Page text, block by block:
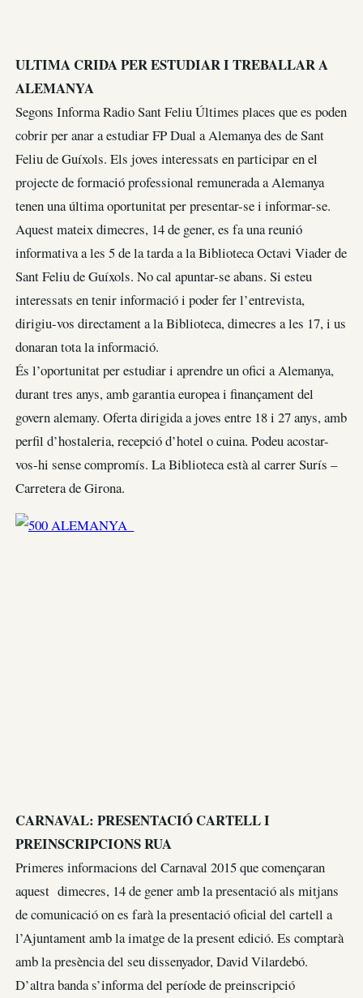
ULTIMA CRIDA PER ESTUDIAR I TREBALLAR A
ALEMANYA
Segons Informa Radio Sant Feliu Últimes places que es poden
cobrir per anar a estudiar FP Dual a Alemanya des de Sant
Feliu de Guíxols. Els joves interessats en participar en el
projecte de formació professional remunerada a Alemanya
tenen una última oportunitat per presentar-se i informar-se.
Aquest mateix dimecres, 14 de gener, es fa una reunió
informativa a les 5 de la tarda a la Biblioteca Octavi Viader de
Sant Feliu de Guíxols. No cal apuntar-se abans. Si esteu
interessats en tenir informació i poder fer l’entrevista,
dirigiu-vos directament a la Biblioteca, dimecres a les 17, i us
donaran tota la informació.
És l’oportunitat per estudiar i aprendre un ofici a Alemanya,
durant tres anys, amb garantia europea i finançament del
govern alemany. Oferta dirigida a joves entre 18 i 27 anys, amb
perfil d’hostaleria, recepció d’hotel o cuina. Podeu acostar-
vos-hi sense compromís. La Biblioteca està al carrer Surís –
Carretera de Girona.
CARNAVAL: PRESENTACIÓ CARTELL I
PREINSCRIPCIONS RUA
Primeres informacions del Carnaval 2015 que començaran
aquest dimecres, 14 de gener amb la presentació als mitjans
de comunicació on es farà la presentació oficial del cartell a
l’Ajuntament amb la imatge de la present edició. Es comptarà
amb la presència del seu dissenyador, David Vilardebó.
D’altra banda s’informa del període de preinscripció